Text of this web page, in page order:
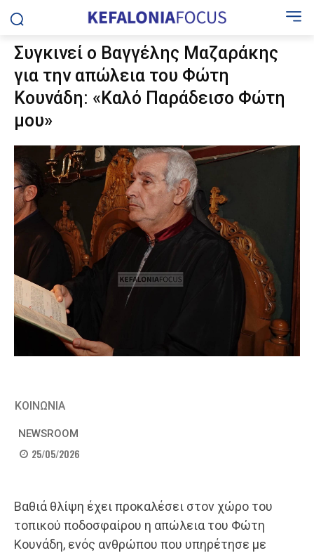
Συγκινεί ο Βαγγέλης Μαζαράκης
για την απώλεια του Φώτη
Κουνάδη: «Καλό Παράδεισο Φώτη
μου»
ΚΟΙΝΩΝΙΑ
NEWSROOM
25/05/2026
Βαθιά θλίψη έχει προκαλέσει στον χώρο του
τοπικού ποδοσφαίρου η απώλεια του Φώτη
Κουνάδη, ενός ανθρώπου που υπηρέτησε με